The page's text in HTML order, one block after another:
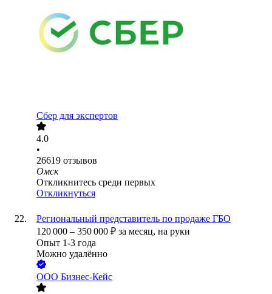
Сбер для экспертов
4.0
•
26619 отзывов
Омск
Откликнитесь среди первых
Откликнуться
Региональный представитель по продаже ГБО
120 000 – 350 000 ₽ за месяц, на руки
Опыт 1-3 года
Можно удалённо
ООО Бизнес-Кейс